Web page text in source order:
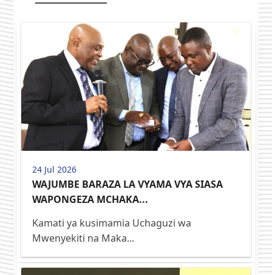
24 Jul 2026
WAJUMBE BARAZA LA VYAMA VYA SIASA
WAPONGEZA MCHAKA...
Kamati ya kusimamia Uchaguzi wa
Mwenyekiti na Maka...